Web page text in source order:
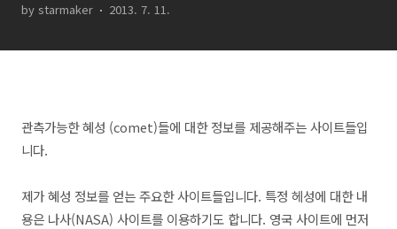
by starmaker 2013. 7. 11.
관측가능한 혜성 (comet)들에 대한 정보를 제공해주는 사이트들입
니다.
제가 혜성 정보를 얻는 주요한 사이트들입니다. 특정 헤성에 대한 내
용은 나사(NASA) 사이트를 이용하기도 합니다. 영국 사이트에 먼저